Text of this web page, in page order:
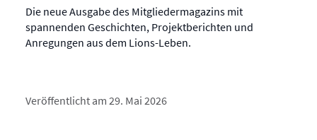
Die neue Ausgabe des Mitgliedermagazins mit
spannenden Geschichten, Projektberichten und
Anregungen aus dem Lions-Leben.
Veröffentlicht am 29. Mai 2026